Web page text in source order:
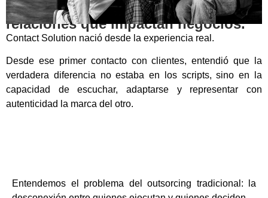
De atender llamadas a diseñar
relaciones que impactan negocios.
Contact Solution nació desde la experiencia real.
Desde ese primer contacto con clientes, entendió que la
verdadera diferencia no estaba en los scripts, sino en la
capacidad de escuchar, adaptarse y representar con
autenticidad la marca del otro.
Entendemos el problema del outsorcing tradicional: la